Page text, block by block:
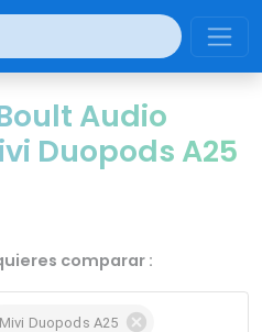
Audio
Duopods A25
comparar :
Mivi Duopods A25